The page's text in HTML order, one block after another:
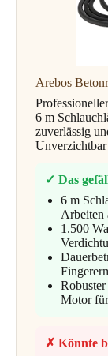
Arebos
6 m
zuverlässig
✓ Das
6 m
Arbeiten
1.500
Motor
✗ Könnte